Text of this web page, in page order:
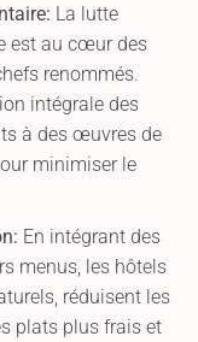
La lutte
est au cœur des
renommés.
intégrale des
à des œuvres de
minimiser le
En intégrant des
menus, les hôtels
réduisent les
plats plus frais et